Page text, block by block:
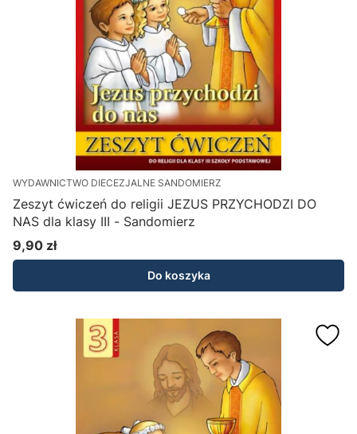
WYDAWNICTWO DIECEZJALNE SANDOMIERZ
Zeszyt ćwiczeń do religii JEZUS PRZYCHODZI DO
NAS dla klasy III - Sandomierz
Cena
9,90 zł
Do koszyka